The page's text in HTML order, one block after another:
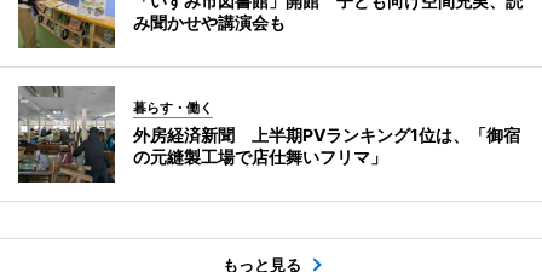
み聞かせや講演会も
暮らす・働く
外房経済新聞 上半期PVランキング1位は、「御宿
の元縫製工場で店仕舞いフリマ」
もっと見る